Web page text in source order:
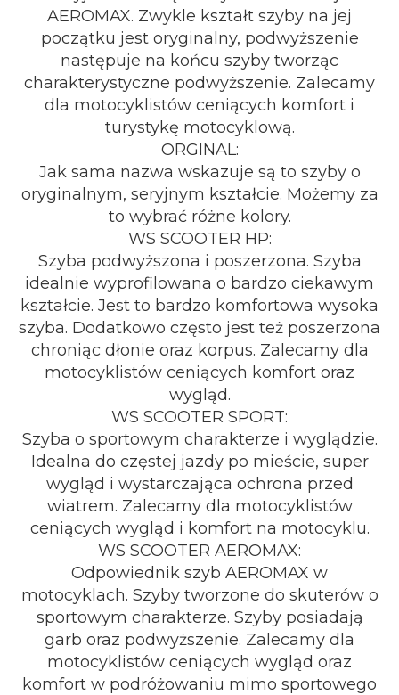
AEROMAX. Zwykle kształt szyby na jej
początku jest oryginalny, podwyższenie
następuje na końcu szyby tworząc
charakterystyczne podwyższenie. Zalecamy
dla motocyklistów ceniących komfort i
turystykę motocyklową.
ORGINAL:
Jak sama nazwa wskazuje są to szyby o
oryginalnym, seryjnym kształcie. Możemy za
to wybrać różne kolory.
WS SCOOTER HP:
Szyba podwyższona i poszerzona. Szyba
idealnie wyprofilowana o bardzo ciekawym
kształcie. Jest to bardzo komfortowa wysoka
szyba. Dodatkowo często jest też poszerzona
chroniąc dłonie oraz korpus. Zalecamy dla
motocyklistów ceniących komfort oraz
wygląd.
WS SCOOTER SPORT:
Szyba o sportowym charakterze i wyglądzie.
Idealna do częstej jazdy po mieście, super
wygląd i wystarczająca ochrona przed
wiatrem. Zalecamy dla motocyklistów
ceniących wygląd i komfort na motocyklu.
WS SCOOTER AEROMAX:
Odpowiednik szyb AEROMAX w
motocyklach. Szyby tworzone do skuterów o
sportowym charakterze. Szyby posiadają
garb oraz podwyższenie. Zalecamy dla
motocyklistów ceniących wygląd oraz
komfort w podróżowaniu mimo sportowego